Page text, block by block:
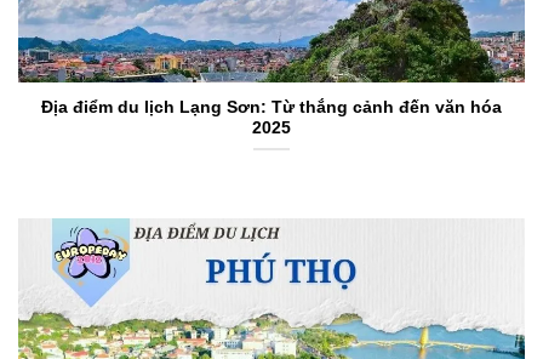
Địa điểm du lịch Lạng Sơn: Từ thắng cảnh đến văn hóa
2025